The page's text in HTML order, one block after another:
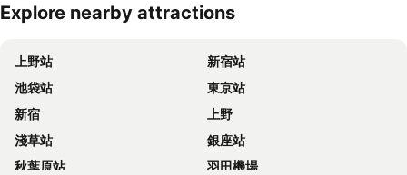
展開地圖
Explore nearby attractions
上野站
新宿站
池袋站
東京站
新宿
上野
淺草站
銀座站
秋葉原站
羽田機場